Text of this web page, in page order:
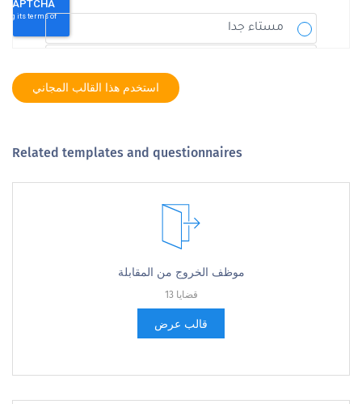
استخدم هذا القالب المجاني
Related templates and questionnaires
موظف الخروج من المقابلة
13 قضايا
قالب عرض